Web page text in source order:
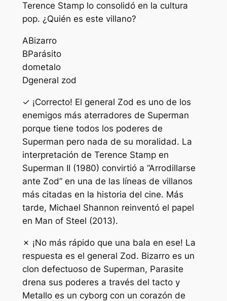
Terence Stamp lo consolidó en la cultura
pop. ¿Quién es este villano?
ABizarro
BParásito
dometalo
Dgeneral zod
✓ ¡Correcto! El general Zod es uno de los
enemigos más aterradores de Superman
porque tiene todos los poderes de
Superman pero nada de su moralidad. La
interpretación de Terence Stamp en
Superman II (1980) convirtió a “Arrodillarse
ante Zod” en una de las líneas de villanos
más citadas en la historia del cine. Más
tarde, Michael Shannon reinventó el papel
en Man of Steel (2013).
✗ ¡No más rápido que una bala en ese! La
respuesta es el general Zod. Bizarro es un
clon defectuoso de Superman, Parasite
drena sus poderes a través del tacto y
Metallo es un cyborg con un corazón de